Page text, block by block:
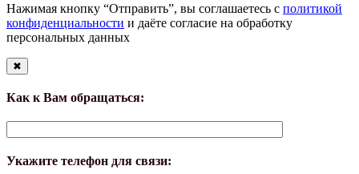
Нажимая кнопку “Отправить”, вы соглашаетесь с политикой
конфиденциальности и даёте согласие на обработку
персональных данных
✖
Как к Вам обращаться:
Укажите телефон для связи: